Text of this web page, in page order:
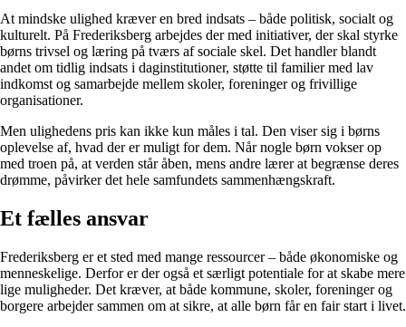
At mindske ulighed kræver en bred indsats – både politisk, socialt og
kulturelt. På Frederiksberg arbejdes der med initiativer, der skal styrke
børns trivsel og læring på tværs af sociale skel. Det handler blandt
andet om tidlig indsats i daginstitutioner, støtte til familier med lav
indkomst og samarbejde mellem skoler, foreninger og frivillige
organisationer.
Men ulighedens pris kan ikke kun måles i tal. Den viser sig i børns
oplevelse af, hvad der er muligt for dem. Når nogle børn vokser op
med troen på, at verden står åben, mens andre lærer at begrænse deres
drømme, påvirker det hele samfundets sammenhængskraft.
Et fælles ansvar
Frederiksberg er et sted med mange ressourcer – både økonomiske og
menneskelige. Derfor er der også et særligt potentiale for at skabe mere
lige muligheder. Det kræver, at både kommune, skoler, foreninger og
borgere arbejder sammen om at sikre, at alle børn får en fair start i livet.